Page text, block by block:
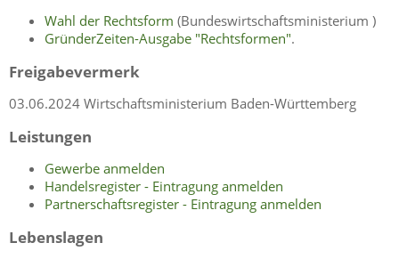
Wahl der Rechtsform (Bundeswirtschaftsministerium )
GründerZeiten-Ausgabe "Rechtsformen".
Freigabevermerk
03.06.2024 Wirtschaftsministerium Baden-Württemberg
Leistungen
Gewerbe anmelden
Handelsregister - Eintragung anmelden
Partnerschaftsregister - Eintragung anmelden
Lebenslagen